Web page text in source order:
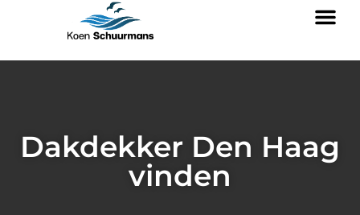
Dakdekker Den Haag
vinden